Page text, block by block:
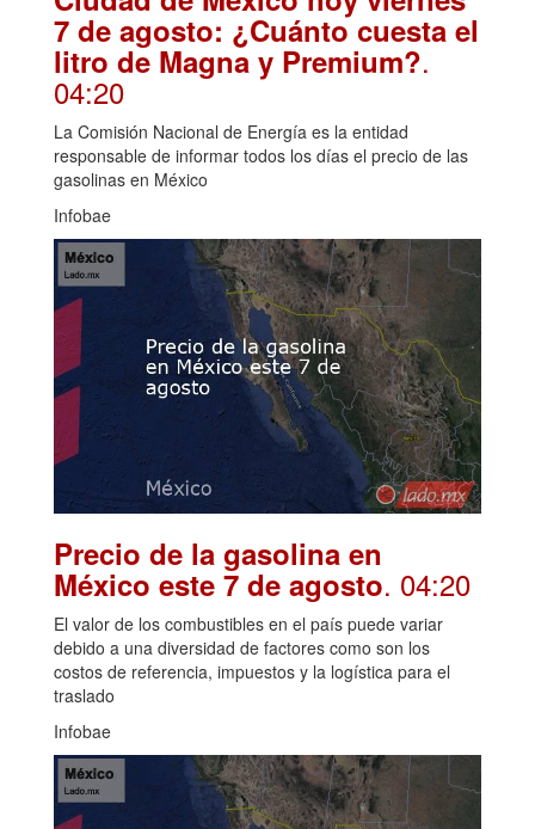
7 de agosto: ¿Cuánto cuesta el
litro de Magna y Premium?.
04:20
La Comisión Nacional de Energía es la entidad
responsable de informar todos los días el precio de las
gasolinas en México
Infobae
Precio de la gasolina en
México este 7 de agosto. 04:20
El valor de los combustibles en el país puede variar
debido a una diversidad de factores como son los
costos de referencia, impuestos y la logística para el
traslado
Infobae